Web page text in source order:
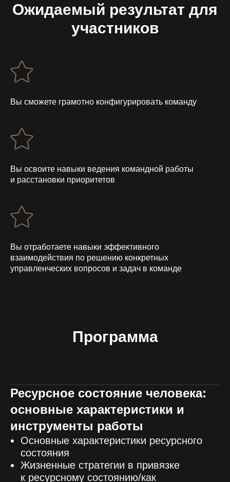
Ожидаемый результат для
участников
Вы сможете грамотно конфигурировать команду
Вы освоите навыки ведения командной работы
и расстановки приоритетов
Вы отработаете навыки эффективного
взаимодействия по решению конкретных
управленческих вопросов и задач в команде
Программа
Ресурсное состояние человека:
основные характеристики и
инструменты работы
Основные характеристики ресурсного
состояния
Жизненные стратегии в привязке
к ресурсному состоянию/как